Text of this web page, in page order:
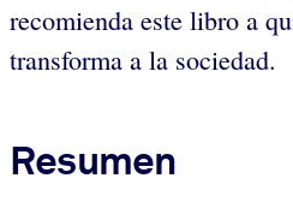
recomienda este libro a
transforma a la sociedad.
Resumen